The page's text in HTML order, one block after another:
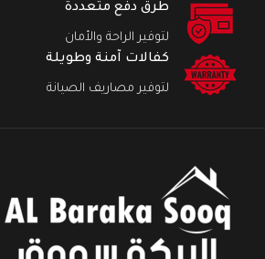
طرق دفع متعددة
لتوفير الراحة والأمان
كفالات آمنة وطويلة
لتوفير مصاريف الصيانة